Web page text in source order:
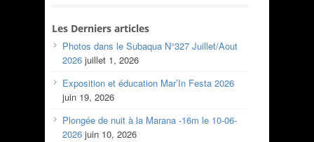
Les Derniers articles
Photos dans le Subaqua N°327 Juillet/Aout
2026 juillet 1, 2026
Exposition et éducation Mar’In Festa 2026
juin 19, 2026
Plongée de nuit à la Marana -16m le 10-06-
2026 juin 10, 2026